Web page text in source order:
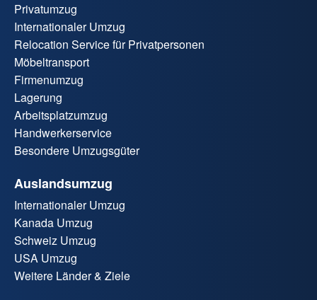
Privatumzug
Internationaler Umzug
Relocation Service für Privatpersonen
Möbeltransport
Firmenumzug
Lagerung
Arbeitsplatzumzug
Handwerkerservice
Besondere Umzugsgüter
Auslandsumzug
Internationaler Umzug
Kanada Umzug
Schweiz Umzug
USA Umzug
Weitere Länder & Ziele